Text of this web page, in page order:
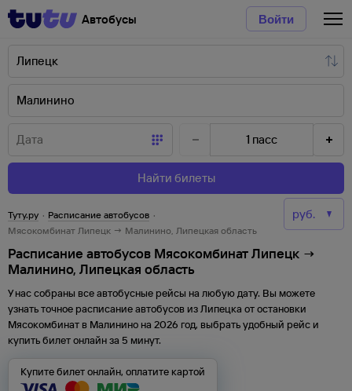
Автобусы Войти
1 пасс
Найти билеты
Туту.ру · Расписание автобусов ·
Мясокомбинат Липецк → Малинино, Липецкая область
Расписание автобусов Мясокомбинат Липецк →
Малинино, Липецкая область
У нас собраны все автобусные рейсы на любую дату. Вы можете
узнать точное расписание автобусов из Липецка отостановки
Мясокомбинат в Малинино на 2026 год, выбрать удобный рейс и
купить билет онлайн за 5 минут.
Купите билет онлайн, оплатите картой